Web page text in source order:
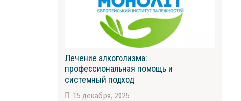
Лечение алкоголизма:
профессиональная помощь и
системный подход
15 декабря, 2025